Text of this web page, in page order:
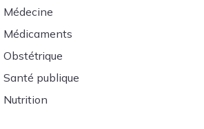
Médecine
Médicaments
Obstétrique
Santé publique
Nutrition